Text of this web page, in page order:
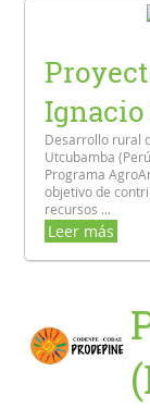
Ignacio
Desarrollo rural
Utcubamba
Programa
objetivo de
recursos ...
Leer más